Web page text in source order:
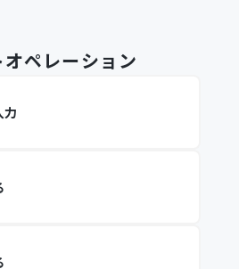
ペレーション
力